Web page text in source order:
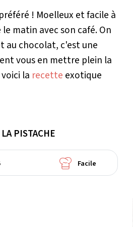
! Moelleux et facile à
le matin avec son café. On
au chocolat, c'est une
vous en mettre plein la
la recette exotique
PISTACHE
Facile